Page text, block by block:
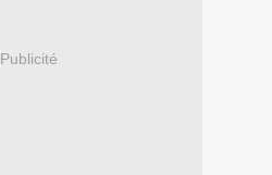
Publicité